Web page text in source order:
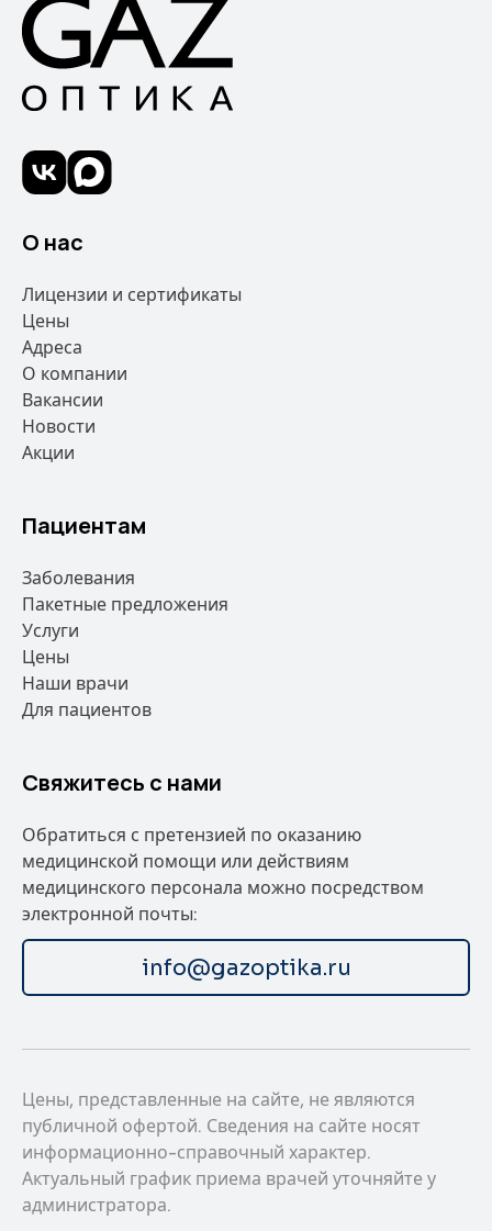
О нас
Лицензии и сертификаты
Цены
Адреса
О компании
Вакансии
Новости
Акции
Пациентам
Заболевания
Пакетные предложения
Услуги
Цены
Наши врачи
Для пациентов
Свяжитесь с нами
Обратиться с претензией по оказанию
медицинской помощи или действиям
медицинского персонала можно посредством
электронной почты:
info@gazoptika.ru
Цены, представленные на сайте, не являются
публичной офертой. Сведения на сайте носят
информационно-справочный характер.
Актуальный график приема врачей уточняйте у
администратора.